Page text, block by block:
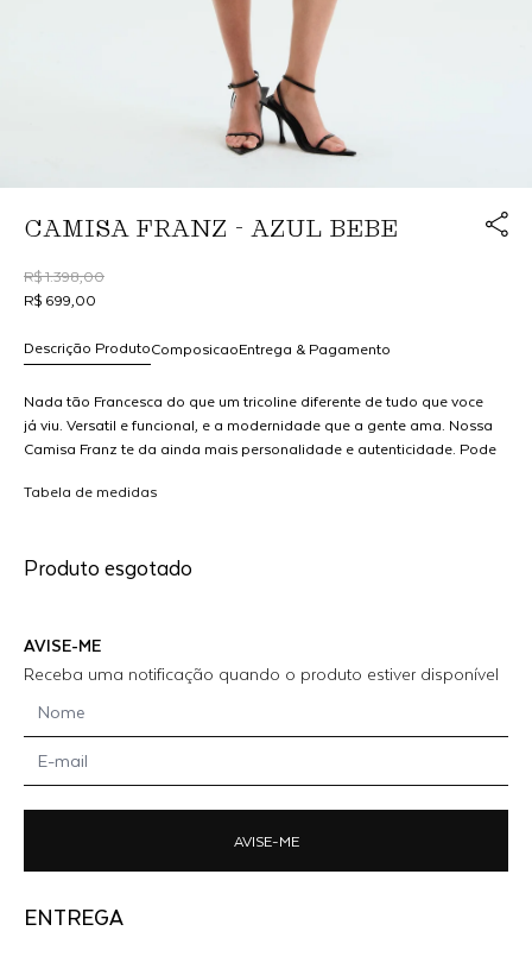
CAMISA FRANZ - AZUL BEBE
Link
R$ 1.398,00
R$ 699,00
Composicao
Descrição Produto Entrega & Pagamento
Nada tão Francesca do que um tricoline diferente de tudo que voce
já viu. Versatil e funcional, e a modernidade que a gente ama. Nossa
Camisa Franz te da ainda mais personalidade e autenticidade. Pode
Tabela de medidas
Produto esgotado
AVISE-ME
Receba uma notificação quando o produto estiver disponível
AVISE-ME
ENTREGA